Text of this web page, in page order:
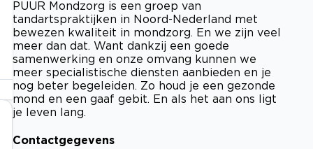
PUUR Mondzorg is een groep van
tandartspraktijken in Noord-Nederland met
bewezen kwaliteit in mondzorg. En we zijn veel
meer dan dat. Want dankzij een goede
samenwerking en onze omvang kunnen we
meer specialistische diensten aanbieden en je
nog beter begeleiden. Zo houd je een gezonde
mond en een gaaf gebit. En als het aan ons ligt
je leven lang.
Contactgegevens